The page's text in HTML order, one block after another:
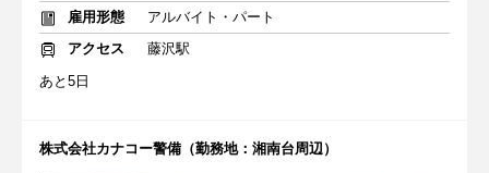
雇用形態
アルバイト・パート
アクセス
藤沢駅
あと5日
株式会社カナコー警備（勤務地：湘南台周辺）